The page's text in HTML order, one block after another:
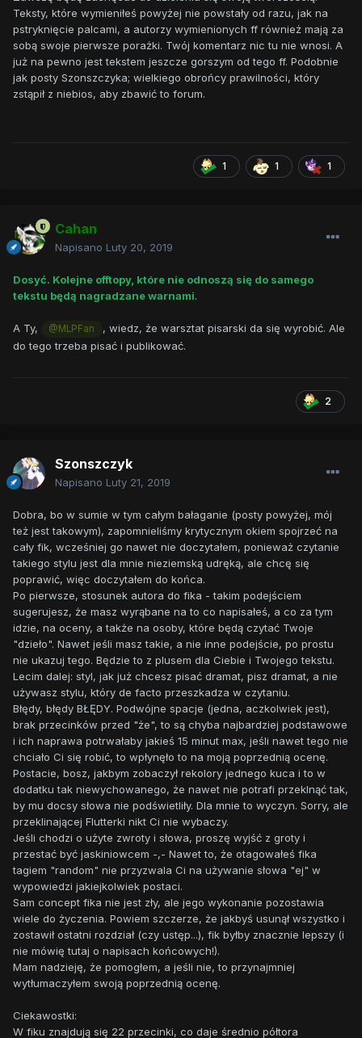
Teksty, które wymieniłeś powyżej nie powstały od razu, jak na
pstryknięcie palcami, a autorzy wymienionych ff również mają za
sobą swoje pierwsze porażki. Twój komentarz nic tu nie wnosi. A
już na pewno jest tekstem jeszcze gorszym od tego ff. Podobnie
jak posty Szonszczyka; wielkiego obrońcy prawilności, który
zstąpił z niebios, aby zbawić to forum.
1 1 1
Cahan
Napisano Luty 20, 2019
Dosyć. Kolejne offtopy, które nie odnoszą się do samego
tekstu będą nagradzane warnami.
A Ty, @MLPFan
, wiedz, że warsztat pisarski da się wyrobić. Ale
do tego trzeba pisać i publikować.
2
Szonszczyk
Napisano Luty 21, 2019
Dobra, bo w sumie w tym całym bałaganie (posty powyżej, mój
też jest takowym), zapomnieliśmy krytycznym okiem spojrzeć na
cały fik, wcześniej go nawet nie doczytałem, ponieważ czytanie
takiego stylu jest dla mnie nieziemską udręką, ale chcę się
poprawić, więc doczytałem do końca.
Po pierwsze, stosunek autora do fika - takim podejściem
sugerujesz, że masz wyrąbane na to co napisałeś, a co za tym
idzie, na oceny, a także na osoby, które będą czytać Twoje
"dzieło". Nawet jeśli masz takie, a nie inne podejście, po prostu
nie ukazuj tego. Będzie to z plusem dla Ciebie i Twojego tekstu.
Lecim dalej: styl, jak już chcesz pisać dramat, pisz dramat, a nie
używasz stylu, który de facto przeszkadza w czytaniu.
Błędy, błędy BŁĘDY. Podwójne spacje (jedna, aczkolwiek jest),
brak przecinków przed "że", to są chyba najbardziej podstawowe
i ich naprawa potrwałaby jakieś 15 minut max, jeśli nawet tego nie
chciało Ci się robić, to wpłynęło to na moją poprzednią ocenę.
Postacie, bosz, jakbym zobaczył rekolory jednego kuca i to w
dodatku tak niewychowanego, że nawet nie potrafi przeklnąć tak,
by mu docsy słowa nie podświetliły. Dla mnie to wyczyn. Sorry, ale
przeklinającej Flutterki nikt Ci nie wybaczy.
Jeśli chodzi o użyte zwroty i słowa, proszę wyjść z groty i
przestać być jaskiniowcem -,- Nawet to, że otagowałeś fika
tagiem "random" nie przyzwala Ci na używanie słowa "ej" w
wypowiedzi jakiejkolwiek postaci.
Sam concept fika nie jest zły, ale jego wykonanie pozostawia
wiele do życzenia. Powiem szczerze, że jakbyś usunął wszystko i
zostawił ostatni rozdział (czy ustęp...), fik byłby znacznie lepszy (i
nie mówię tutaj o napisach końcowych!).
Mam nadzieję, że pomogłem, a jeśli nie, to przynajmniej
wytłumaczyłem swoją poprzednią ocenę.
Ciekawostki:
W fiku znajdują się 22 przecinki, co daje średnio półtora